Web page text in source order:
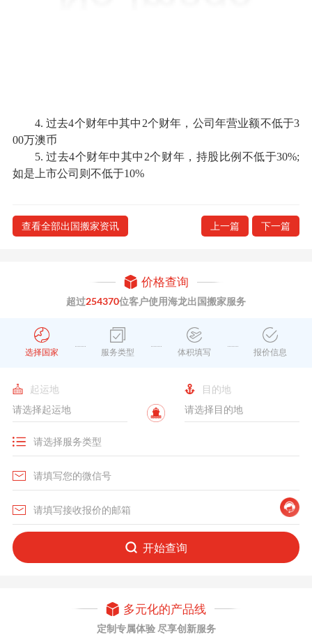
4. 过去4个财年中其中2个财年，公司年营业额不低于3
00万澳币
5. 过去4个财年中其中2个财年，持股比例不低于30%;
如是上市公司则不低于10%
查看全部出国搬家资讯 上一篇 下一篇
价格查询
超过254370位客户使用海龙出国搬家服务
选择国家 服务类型 体积填写 报价信息
起运地 目的地
开始查询
多元化的产品线
定制专属体验 尽享创新服务